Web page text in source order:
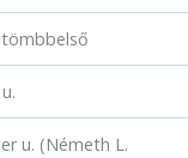
tömbbelső
u. (Németh L.